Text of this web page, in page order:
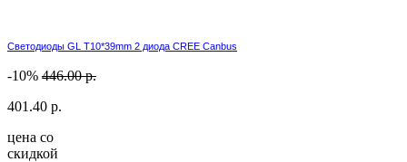
Светодиоды GL T10*39mm 2 диода CREE Canbus
-10% 446.00 р.
401.40 р.
цена со
скидкой